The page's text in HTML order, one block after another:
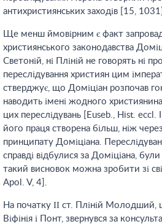
антихристиянських заходів [15,
Ще менш ймовірним є факт
християнського законодавства
Светоній, ні Пліній не говорять ні
переслідування християн цим
стверджує, що Доміціан розпочав
наводить імені жодного
цих переслідувань [Euseb., Hist.
його праця створена більш, ніж
принципату Доміціана.
справді відбулися за Доміціана,
такий висновок можна зробити зі
Apol. V, 4].
На початку ІІ ст. Пліній Молодший,
Віфінія і Понт, звернувся за